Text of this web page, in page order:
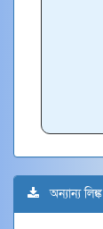
অন্যান্য লিঙ্ক